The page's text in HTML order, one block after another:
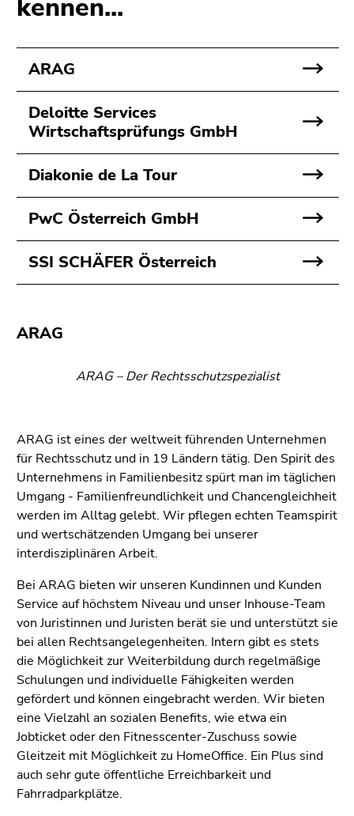
Zum
Inhalt
(Zugriffstaste
1)
Zur
Positionsanzeige
Zur
Hauptnavigation
(Zugriffstaste
3)
(Zugriffstaste
(Zugriffstaste
5)
Zu
den
Seiteneinstellungen
(Benutzer/Sprache)
(Zugriffstaste
Zur
Suche
(Zugriffstaste
9)
kennen...
ARAG
Deloitte Services
Wirtschaftsprüfungs GmbH
Diakonie de La Tour
PwC Österreich GmbH
SSI SCHÄFER Österreich
ARAG
ARAG – Der Rechtsschutzspezialist
ARAG ist eines der weltweit führenden Unternehmen
für Rechtsschutz und in 19 Ländern tätig. Den Spirit des
Unternehmens in Familienbesitz spürt man im täglichen
Umgang - Familienfreundlichkeit und Chancengleichheit
werden im Alltag gelebt. Wir pflegen echten Teamspirit
und wertschätzenden Umgang bei unserer
interdisziplinären Arbeit.
Bei ARAG bieten wir unseren Kundinnen und Kunden
Service auf höchstem Niveau und unser Inhouse-Team
von Juristinnen und Juristen berät sie und unterstützt sie
bei allen Rechtsangelegenheiten. Intern gibt es stets
die Möglichkeit zur Weiterbildung durch regelmäßige
Schulungen und individuelle Fähigkeiten werden
gefördert und können eingebracht werden. Wir bieten
eine Vielzahl an sozialen Benefits, wie etwa ein
Jobticket oder den Fitnesscenter-Zuschuss sowie
Gleitzeit mit Möglichkeit zu HomeOffice. Ein Plus sind
auch sehr gute öffentliche Erreichbarkeit und
Fahrradparkplätze.